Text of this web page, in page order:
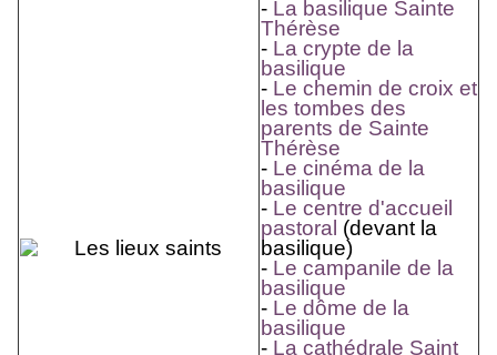
- La basilique Sainte
Thérèse
- La crypte de la
basilique
- Le chemin de croix et
les tombes des
parents de Sainte
Thérèse
- Le cinéma de la
basilique
- Le centre d'accueil
pastoral (devant la
basilique)
- Le campanile de la
basilique
- Le dôme de la
basilique
- La cathédrale Saint